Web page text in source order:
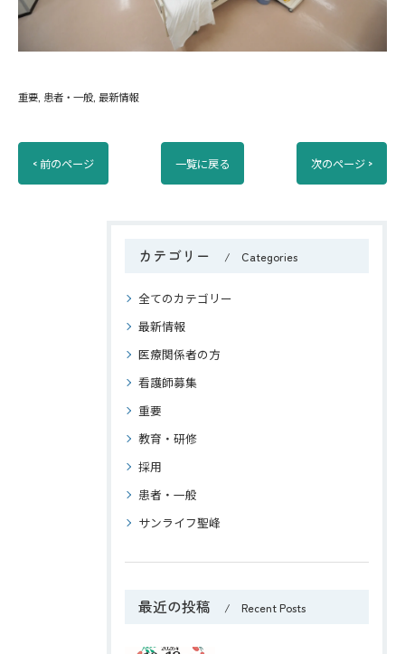
重要 患者・一般 最新情報
< 前のページ 一覧に戻る 次のページ >
カテゴリー Categories
全てのカテゴリー
最新情報
医療関係者の方
看護師募集
重要
教育・研修
採用
患者・一般
サンライフ聖峰
最近の投稿 Recent Posts